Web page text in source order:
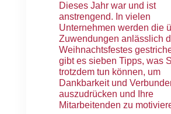
Dieses Jahr war und ist
anstrengend. In vielen
Unternehmen werden die
Zuwendungen anlässlich
Weihnachtsfestes
gibt es sieben Tipps, was
trotzdem tun können, um
Dankbarkeit und
auszudrücken und Ihre
Mitarbeitenden zu